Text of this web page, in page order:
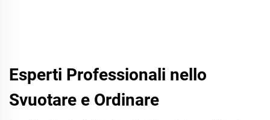
Esperti Professionali nello
Svuotare e Ordinare